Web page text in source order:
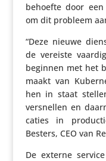
behoefte door
om dit probleem
“Deze nieuwe
de vereiste
beginnen met het
maakt van
hen in staat
versnellen en
ca­ties in
Besters, CEO van
De externe